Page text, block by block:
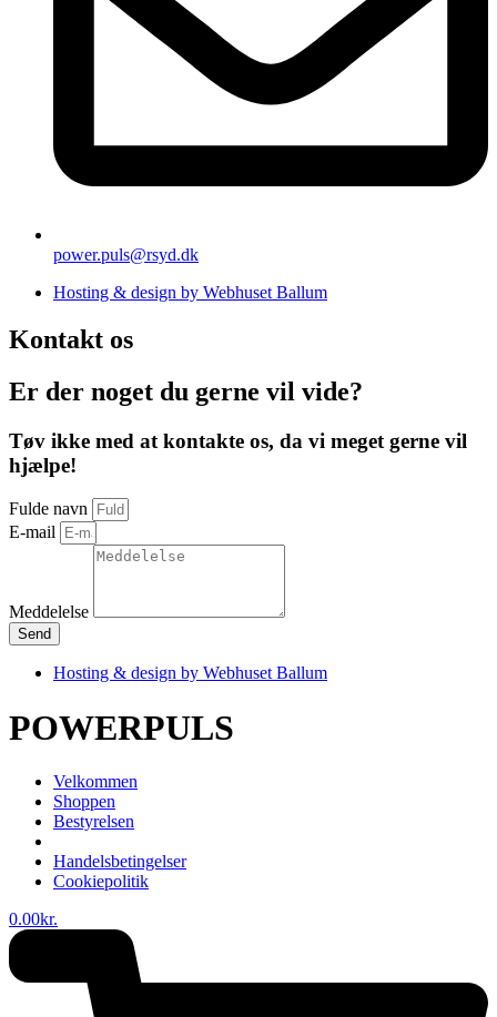
power.puls@rsyd.dk
Hosting & design by Webhuset Ballum
Kontakt os
Er der noget du gerne vil vide?
Tøv ikke med at kontakte os, da vi meget gerne vil
hjælpe!
Fulde navn
E-mail
Meddelelse
Send
Hosting & design by Webhuset Ballum
POWERPULS
Velkommen
Shoppen
Bestyrelsen
Handelsbetingelser
Cookiepolitik
0.00kr.